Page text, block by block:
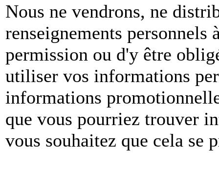
Nous ne vendrons, ne
renseignements
permission ou d'y être
utiliser vos informations
informations
que vous pourriez trouver
vous souhaitez que cela se